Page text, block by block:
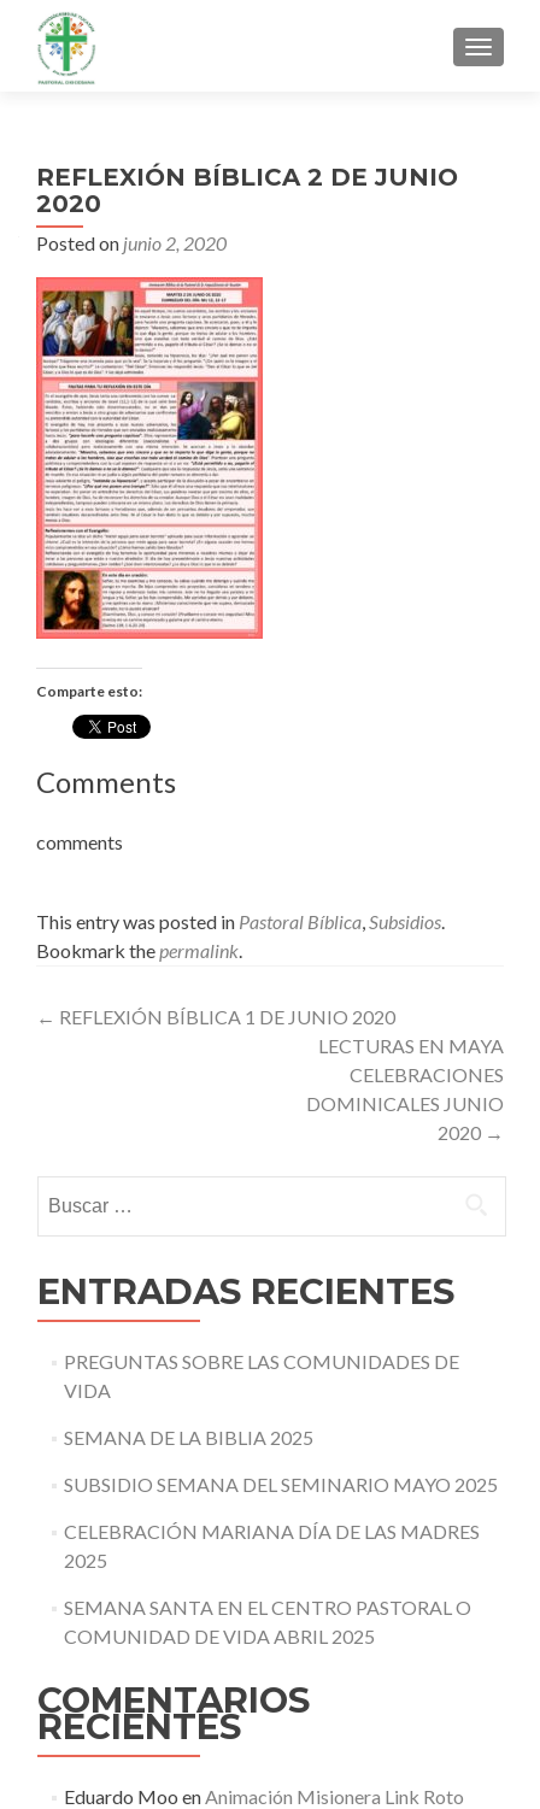
MENU
REFLEXIÓN BÍBLICA 2 DE JUNIO
2020
Posted on junio 2, 2020
Comparte esto:
Comments
comments
This entry was posted in Pastoral Bíblica,Subsidios.
Bookmark thepermalink.
Post
← REFLEXIÓN BÍBLICA 1 DE JUNIO 2020
LECTURAS EN MAYA
CELEBRACIONES
DOMINICALES JUNIO
2020 →
ENTRADAS RECIENTES
PREGUNTAS SOBRE LAS COMUNIDADES DE
VIDA
SEMANA DE LA BIBLIA 2025
SUBSIDIO SEMANA DEL SEMINARIO MAYO 2025
CELEBRACIÓN MARIANA DÍA DE LAS MADRES
2025
SEMANA SANTA EN EL CENTRO PASTORAL O
COMUNIDAD DE VIDA ABRIL 2025
COMENTARIOS
RECIENTES
Eduardo Moo enAnimación Misionera Link Roto